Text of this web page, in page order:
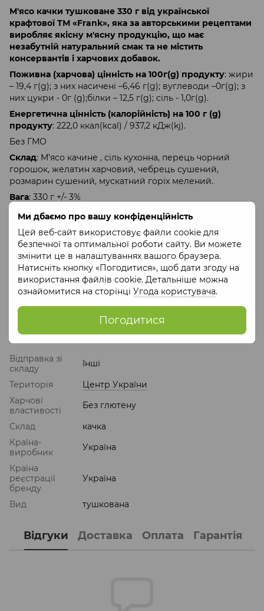
Ми дбаємо про вашу конфіденційність
Цей веб-сайт використовує файли cookie для
безпечної та оптимальної роботи сайту. Ви можете
змінити це в налаштуваннях вашого браузера.
Натисніть кнопку «Погодитися», щоб дати згоду на
використання файлів cookie. Детальніше можна
ознайомитися на сторінці Угода користувача.
Погодитися
М'ясо качки тушковане 330 г від української
крафтової ТМ «Frank», яка за авторськими рецептами
виробляє якісну м'ясну продукцію, що має
незабутній натуральний смак та не містить
консервантів і харчових добавок.
Поживна (харчова) цінність на 100г(g) продукту: жири
– 19,4 г(g); з них насичені –6,46 г(g); вуглеводи –0г(g); з
них цукри - 0г (g);білки – 12,5 г(g); сіль - 1,0г(g).
Енергетична цінність (калорійність) на 100 г (g)
продукту: 222,0 ккал(kcal) / 937,2 кДж(kj).
Без ГМО
Склад: М’ясо качине , сіль кухонна, перець чорний
горошок, желатин харчовий, чебрець сушений,
розмарин сушений, мускатний горіх мелений.
Вага: 330 г +/- 3%
Пакування : скляна банка, 7,5 см
Термін придатності: 730 днів
Умови зберігання: зберігати в добре вентильованих
приміщеннях, захищених від прямих сонячних
променів при температурі від 0º С до плюс 25 ºС та
відносній вологості повітря не більше ніж 75 %. Номер
партії відповідає даті виробництва. Після відкриття
Характеристики
Відправка зі
складу
Інші
Територія
Центр України
Харчові
властивості
Без глютену
Склад
качка
Країна-
виробник
Україна
Країна
реєстрації
бренду
Україна
Вид тушкована
Відгуки Доставка Оплата Гарантія